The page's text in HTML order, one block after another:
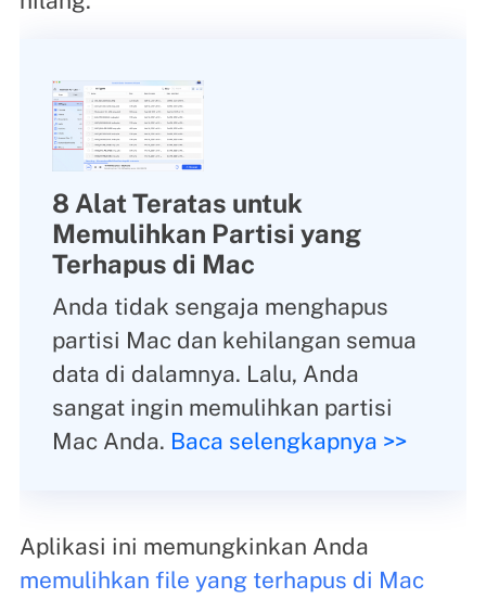
8 Alat Teratas untuk
Memulihkan Partisi yang
Terhapus di Mac
Anda tidak sengaja menghapus
partisi Mac dan kehilangan semua
data di dalamnya. Lalu, Anda
sangat ingin memulihkan partisi
Mac Anda. Baca selengkapnya >>
Aplikasi ini memungkinkan Anda
memulihkan file yang terhapus di Mac